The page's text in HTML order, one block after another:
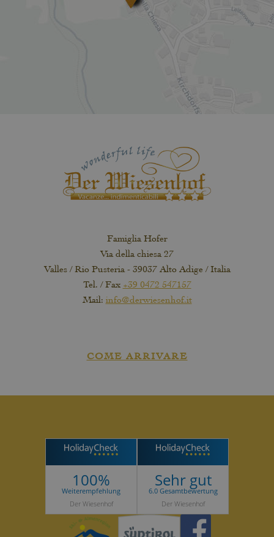
Famiglia Hofer
Via della chiesa 27
Valles / Rio Pusteria - 39037 Alto Adige / Italia
Tel. / Fax +39 0472 547157
Mail: info@derwiesenhof.it
COME ARRIVARE
100%
Weiterempfehlung
Der Wiesenhof
Sehr gut
6.0 Gesamtbewertung
Der Wiesenhof